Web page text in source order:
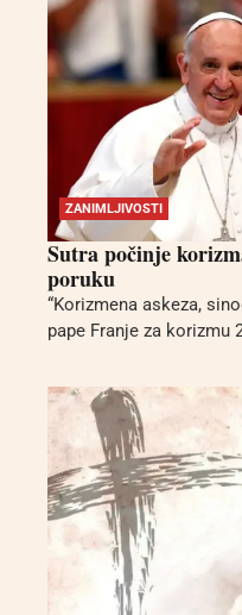
ZANIMLJIVOSTI
Sutra počinje
poruku
“Korizmena askeza,
pape Franje za korizmu